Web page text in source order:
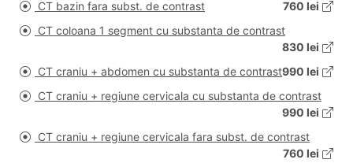
CT bazin fara subst. de contrast
760 lei
CT coloana 1 segment cu substanta de contrast
830 lei
CT craniu + abdomen cu substanta de contrast990 lei
CT craniu + regiune cervicala cu substanta de contrast
990 lei
CT craniu + regiune cervicala fara subst. de contrast
760 lei